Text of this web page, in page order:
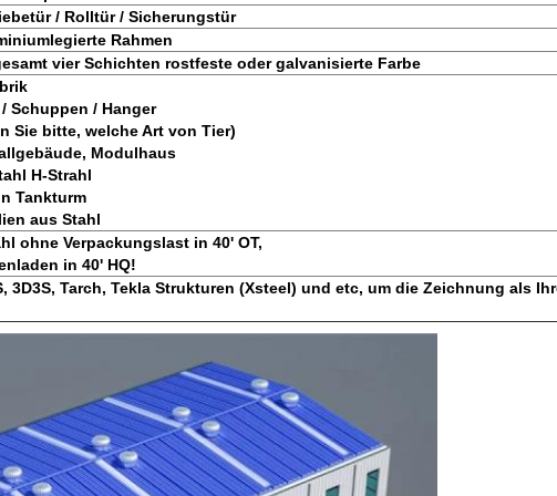
/ Rolltür / Sicherungstür
Rahmen
vier Schichten rostfeste oder galvanisierte Farbe
Schuppen / Hanger
Sie bitte, welche Art von Tier)
Modulhaus
H-Strahl
Tankturm
aus Stahl
ohne Verpackungslast in 40' OT,
in 40' HQ!
3D3S, Tarch, Tekla Strukturen (Xsteel) und etc, um die Zeichnung als